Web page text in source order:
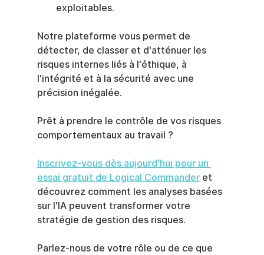
exploitables.
Notre plateforme vous permet de
détecter, de classer et d'atténuer les
risques internes liés à l'éthique, à
l'intégrité et à la sécurité avec une
précision inégalée.
Prêt à prendre le contrôle de vos risques
comportementaux au travail ?
Inscrivez-vous dès aujourd'hui pour un
essai gratuit de Logical Commander et
découvrez comment les analyses basées
sur l'IA peuvent transformer votre
stratégie de gestion des risques.
Parlez-nous de votre rôle ou de ce que